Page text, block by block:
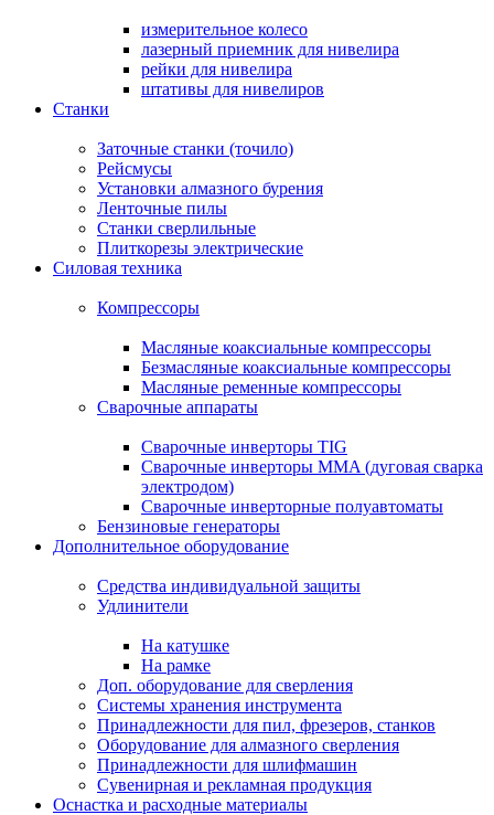
измерительное колесо
лазерный приемник для нивелира
рейки для нивелира
штативы для нивелиров
Станки
Заточные станки (точило)
Рейсмусы
Установки алмазного бурения
Ленточные пилы
Станки сверлильные
Плиткорезы электрические
Силовая техника
Компрессоры
Масляные коаксиальные компрессоры
Безмасляные коаксиальные компрессоры
Масляные ременные компрессоры
Сварочные аппараты
Сварочные инверторы TIG
Сварочные инверторы MMA (дуговая сварка
электродом)
Сварочные инверторные полуавтоматы
Бензиновые генераторы
Дополнительное оборудование
Средства индивидуальной защиты
Удлинители
На катушке
На рамке
Доп. оборудование для сверления
Системы хранения инструмента
Принадлежности для пил, фрезеров, станков
Оборудование для алмазного сверления
Принадлежности для шлифмашин
Сувенирная и рекламная продукция
Оснастка и расходные материалы